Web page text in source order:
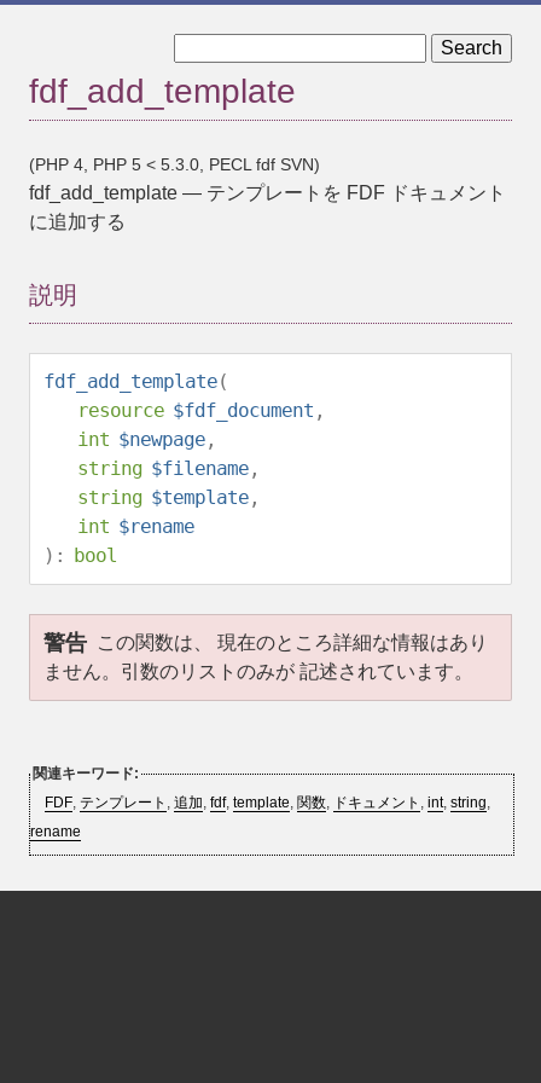
fdf_add_template
(PHP 4, PHP 5 < 5.3.0, PECL fdf SVN)
fdf_add_template — テンプレートを FDF ドキュメント
に追加する
説明
fdf_add_template(
resource $fdf_document ,
int $newpage ,
string $filename ,
string $template ,
int $rename
): bool
警告 この関数は、 現在のところ詳細な情報はあり
ません。引数のリストのみが 記述されています。
関連キーワード:
FDF, テンプレート , 追加, fdf, template, 関数, ドキュメント , int, string,
rename